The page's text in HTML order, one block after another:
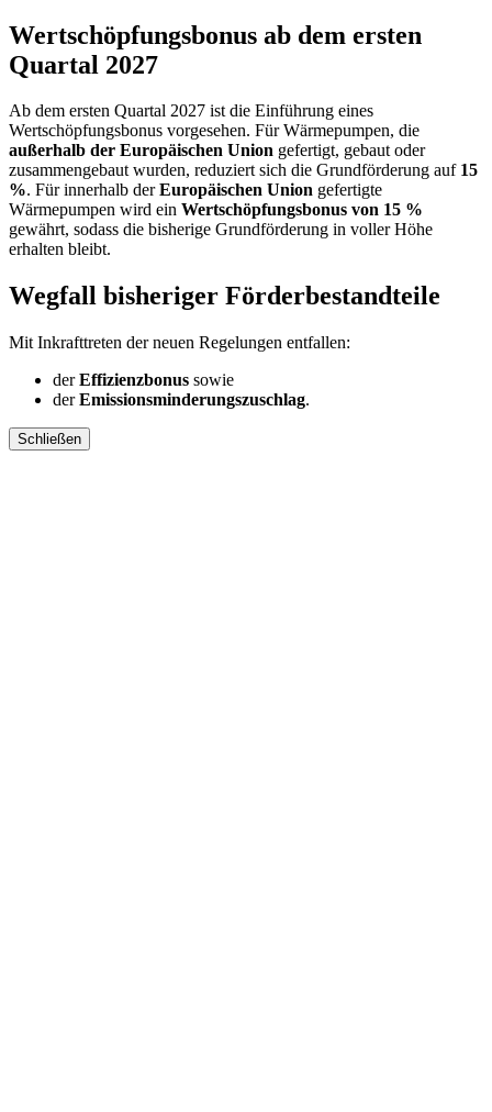
Wertschöpfungsbonus ab dem ersten
Quartal 2027
Ab dem ersten Quartal 2027 ist die Einführung eines
Wertschöpfungsbonus vorgesehen. Für Wärmepumpen, die
außerhalb der Europäischen Union gefertigt, gebaut oder
zusammengebaut wurden, reduziert sich die Grundförderung auf 15
%. Für innerhalb derEuropäischen Union gefertigte
Wärmepumpen wird ein Wertschöpfungsbonus von 15 %
gewährt, sodass die bisherige Grundförderung in voller Höhe
erhalten bleibt.
Wegfall bisheriger Förderbestandteile
Mit Inkrafttreten der neuen Regelungen entfallen:
derEffizienzbonus sowie
derEmissionsminderungszuschlag.
Schließen